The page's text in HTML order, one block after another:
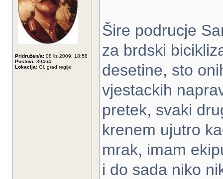
Pridružen/a: 08 lis 2009, 18:58
Postovi: 39464
Lokacija: Gl. grad regije
Šire podrucje
za brdski
desetine, sto
vjestackih
pretek, svaki
krenem ujutro
mrak, imam
i do sada niko